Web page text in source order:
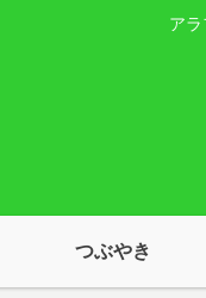
ア
つぶやき